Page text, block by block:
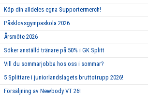
Köp din alldeles egna Supportermerch!
Påsklovsgympaskola 2026
Årsmöte 2026
Söker anställd tränare på 50% i GK Splitt
Vill du sommarjobba hos oss i sommar?
5 Splittare i juniorlandslagets bruttotrupp 2026!
Försäljning av Newbody VT 26!